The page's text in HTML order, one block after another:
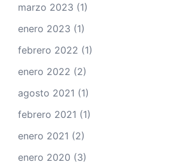
marzo 2023 (1)
enero 2023 (1)
febrero 2022 (1)
enero 2022 (2)
agosto 2021 (1)
febrero 2021 (1)
enero 2021 (2)
enero 2020 (3)